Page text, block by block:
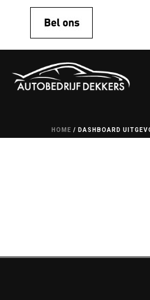
HOME / DASHBOARD